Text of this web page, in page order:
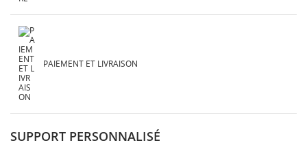
PAIEMENT ET LIVRAISON
SUPPORT PERSONNALISÉ